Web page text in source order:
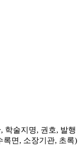
학술지명, 권호, 발행
록면, 소장기관, 초록)